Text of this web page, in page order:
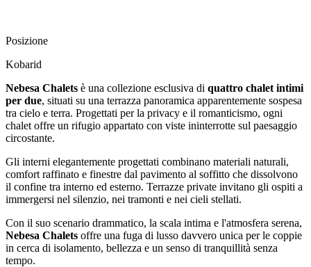
Posizione
Kobarid
Nebesa Chalets è una collezione esclusiva di quattro chalet intimi
per due, situati su una terrazza panoramica apparentemente sospesa
tra cielo e terra. Progettati per la privacy e il romanticismo, ogni
chalet offre un rifugio appartato con viste ininterrotte sul paesaggio
circostante.
Gli interni elegantemente progettati combinano materiali naturali,
comfort raffinato e finestre dal pavimento al soffitto che dissolvono
il confine tra interno ed esterno. Terrazze private invitano gli ospiti a
immergersi nel silenzio, nei tramonti e nei cieli stellati.
Con il suo scenario drammatico, la scala intima e l'atmosfera serena,
Nebesa Chalets offre una fuga di lusso davvero unica per le coppie
in cerca di isolamento, bellezza e un senso di tranquillità senza
tempo.